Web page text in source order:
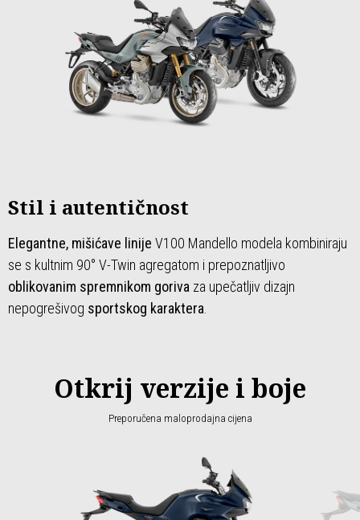
Stil i autentičnost
Elegantne, mišićave linije V100 Mandello modela kombiniraju
se s kultnim 90° V-Twin agregatom i prepoznatljivo
oblikovanim spremnikom goriva za upečatljiv dizajn
nepogrešivog sportskog karaktera
Otkrij verzije i boje
Preporučena maloprodajna cijena